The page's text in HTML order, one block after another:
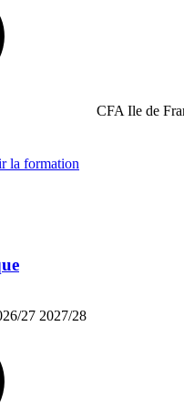
CFA Ile de
la formation
27 2027/28